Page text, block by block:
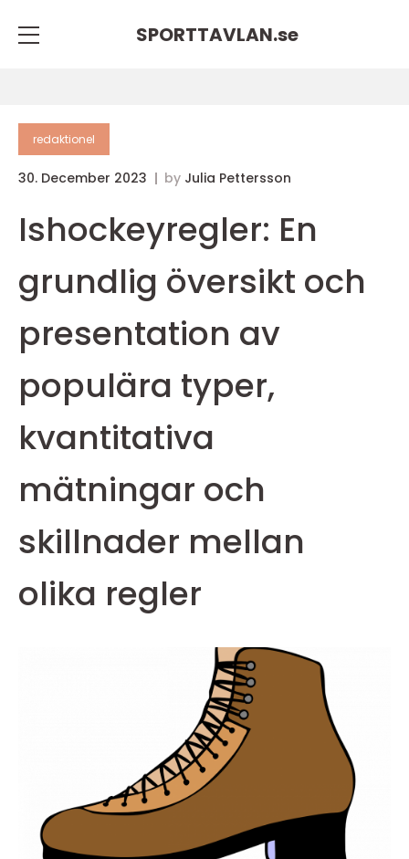
SPORTTAVLAN.se
redaktionel
30. December 2023 by Julia Pettersson
Ishockeyregler: En
grundlig översikt och
presentation av
populära typer,
kvantitativa
mätningar och
skillnader mellan
olika regler